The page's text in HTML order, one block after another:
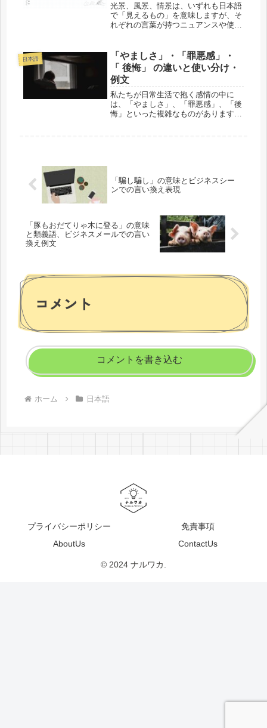
光景、風景、情景は、いずれも日本語
で「見えるもの」を意味しますが、そ
れぞれの言葉が持つニュアンスや使わ
「光景」・「風景」・「情景」の違い
をひとことで言うと？「光景」・「風
景...
日本語
「やましさ」・「罪悪感」・
「 後悔」 の違いと使い分け・
例文
私たちが日常生活で抱く感情の中に
は、「やましさ」、「罪悪感」、「後
悔」といった複雑なものがあります。
「騙し騙し」の意味とビジネスシー
ンでの言い換え表現
「豚もおだてりゃ木に登る」の意味
と類義語、ビジネスメールでの言い
換え例文
コメント
コメントを書き込む
ホーム 日本語
プライバシーポリシー
免責事項
AboutUs
ContactUs
© 2024 ナルワカ.